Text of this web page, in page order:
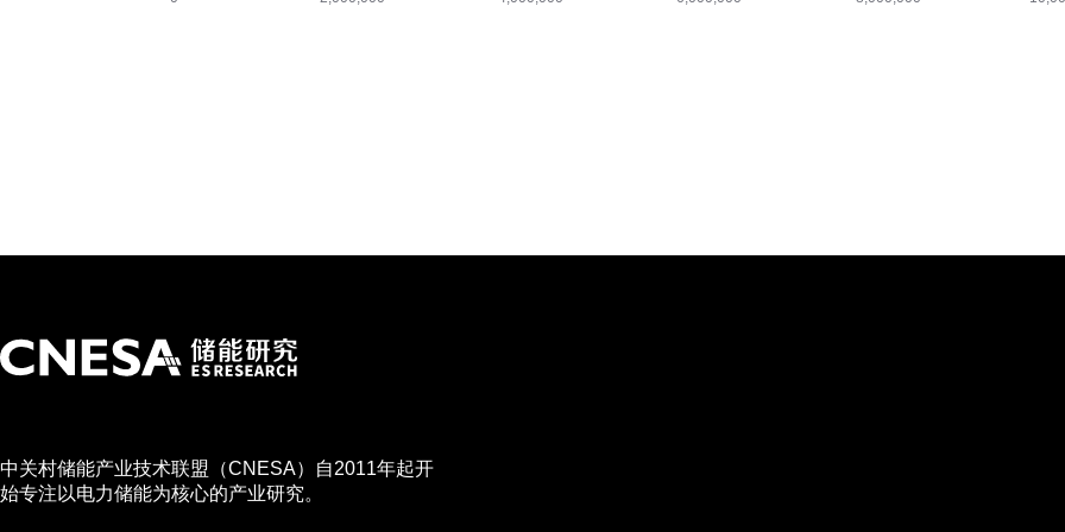
中关村储能产业技术联盟（CNESA）自2011年起开
始专注以电力储能为核心的产业研究。